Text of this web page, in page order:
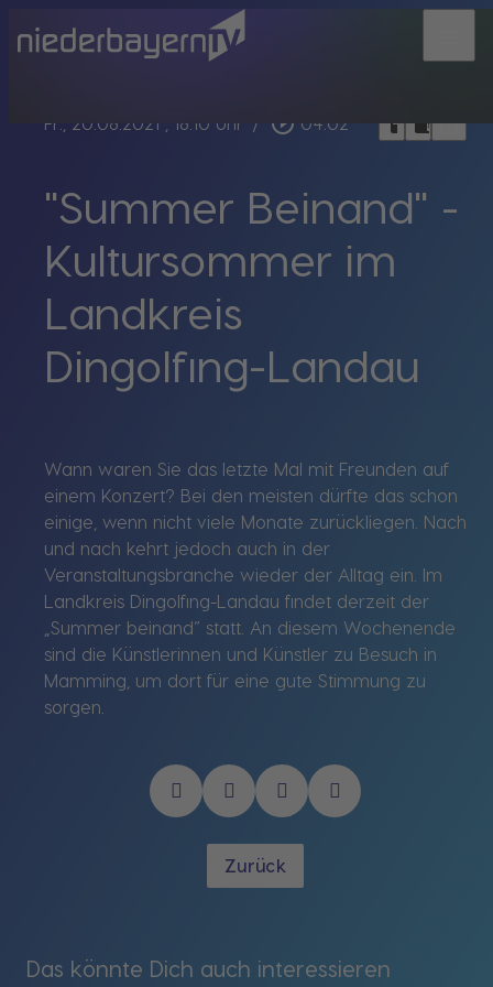
Fr., 20.08.2021 , 18:10 Uhr / play_circle_outline 04:02 headphoneschrome_reader_modebookmark_border
"Summer Beinand" -
Kultursommer im
Landkreis
Dingolfing-Landau
Wann waren Sie das letzte Mal mit Freunden auf
einem Konzert? Bei den meisten dürfte das schon
einige, wenn nicht viele Monate zurückliegen. Nach
und nach kehrt jedoch auch in der
Veranstaltungsbranche wieder der Alltag ein. Im
Landkreis Dingolfing-Landau findet derzeit der
„Summer beinand“ statt. An diesem Wochenende
sind die Künstlerinnen und Künstler zu Besuch in
Mamming, um dort für eine gute Stimmung zu
sorgen.
Zurück
Das könnte Dich auch interessieren